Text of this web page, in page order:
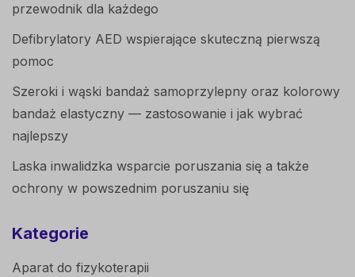
przewodnik dla każdego
Defibrylatory AED wspierające skuteczną pierwszą
pomoc
Szeroki i wąski bandaż samoprzylepny oraz kolorowy
bandaż elastyczny — zastosowanie i jak wybrać
najlepszy
Laska inwalidzka wsparcie poruszania się a także
ochrony w powszednim poruszaniu się
Kategorie
Aparat do fizykoterapii